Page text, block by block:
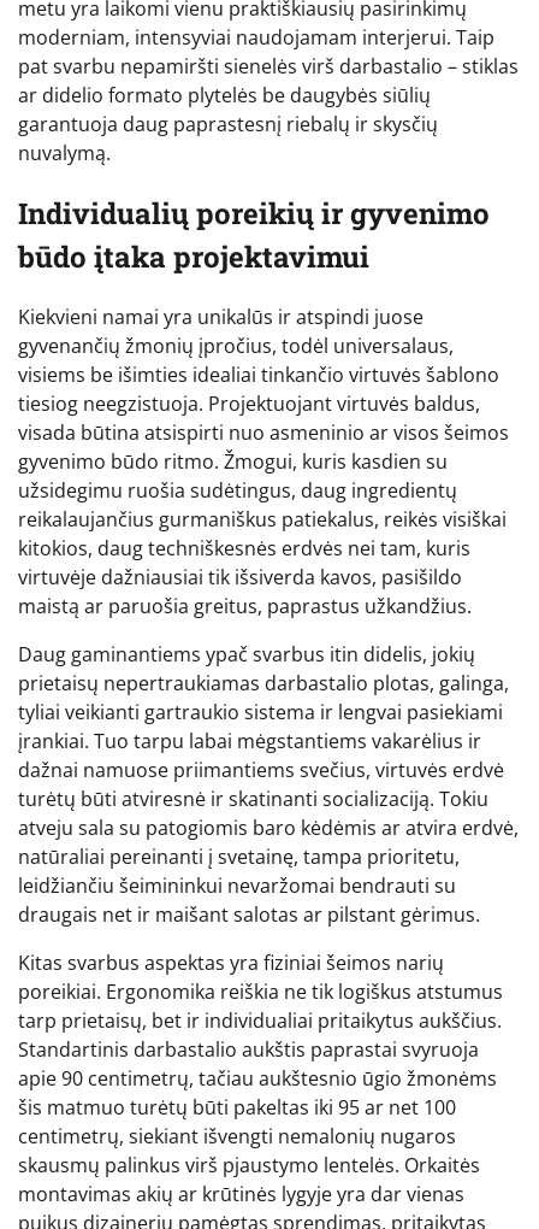
metu yra laikomi vienu praktiškiausių pasirinkimų
moderniam, intensyviai naudojamam interjerui. Taip
pat svarbu nepamiršti sienelės virš darbastalio – stiklas
ar didelio formato plytelės be daugybės siūlių
garantuoja daug paprastesnį riebalų ir skysčių
nuvalymą.
Individualių poreikių ir gyvenimo
būdo įtaka projektavimui
Kiekvieni namai yra unikalūs ir atspindi juose
gyvenančių žmonių įpročius, todėl universalaus,
visiems be išimties idealiai tinkančio virtuvės šablono
tiesiog neegzistuoja. Projektuojant virtuvės baldus,
visada būtina atsispirti nuo asmeninio ar visos šeimos
gyvenimo būdo ritmo. Žmogui, kuris kasdien su
užsidegimu ruošia sudėtingus, daug ingredientų
reikalaujančius gurmaniškus patiekalus, reikės visiškai
kitokios, daug techniškesnės erdvės nei tam, kuris
virtuvėje dažniausiai tik išsiverda kavos, pasišildo
maistą ar paruošia greitus, paprastus užkandžius.
Daug gaminantiems ypač svarbus itin didelis, jokių
prietaisų nepertraukiamas darbastalio plotas, galinga,
tyliai veikianti gartraukio sistema ir lengvai pasiekiami
įrankiai. Tuo tarpu labai mėgstantiems vakarėlius ir
dažnai namuose priimantiems svečius, virtuvės erdvė
turėtų būti atviresnė ir skatinanti socializaciją. Tokiu
atveju sala su patogiomis baro kėdėmis ar atvira erdvė,
natūraliai pereinanti į svetainę, tampa prioritetu,
leidžiančiu šeimininkui nevaržomai bendrauti su
draugais net ir maišant salotas ar pilstant gėrimus.
Kitas svarbus aspektas yra fiziniai šeimos narių
poreikiai. Ergonomika reiškia ne tik logiškus atstumus
tarp prietaisų, bet ir individualiai pritaikytus aukščius.
Standartinis darbastalio aukštis paprastai svyruoja
apie 90 centimetrų, tačiau aukštesnio ūgio žmonėms
šis matmuo turėtų būti pakeltas iki 95 ar net 100
centimetrų, siekiant išvengti nemalonių nugaros
skausmų palinkus virš pjaustymo lentelės. Orkaitės
montavimas akių ar krūtinės lygyje yra dar vienas
puikus dizainerių pamėgtas sprendimas, pritaikytas